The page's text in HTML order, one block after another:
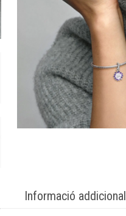
Informació addicional